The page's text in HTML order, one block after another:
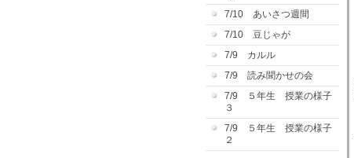
7/10 あいさつ週間
7/10 豆じゃが
7/9 カルル
7/9 読み聞かせの会
7/9 ５年生 授業の様子
３
7/9 ５年生 授業の様子
２